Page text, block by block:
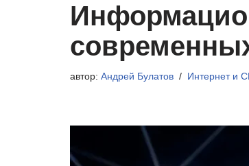
автор: Андрей Булатов Интернет и